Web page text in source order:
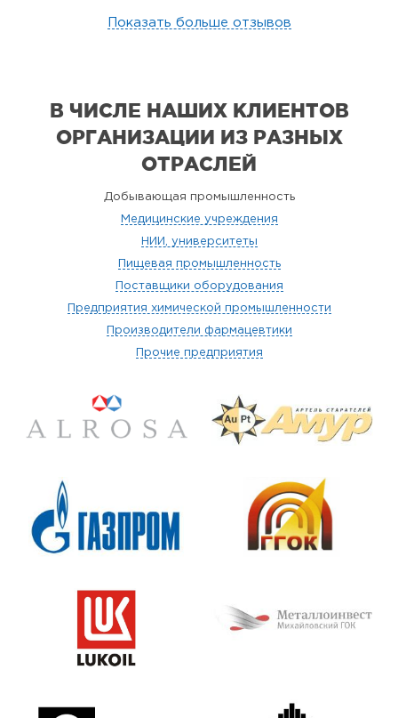
Показать больше отзывов
В ЧИСЛЕ НАШИХ КЛИЕНТОВ
ОРГАНИЗАЦИИ ИЗ РАЗНЫХ
ОТРАСЛЕЙ
Добывающая промышленность
Медицинские учреждения
НИИ, университеты
Пищевая промышленность
Поставщики оборудования
Предприятия химической промышленности
Производители фармацевтики
Прочие предприятия